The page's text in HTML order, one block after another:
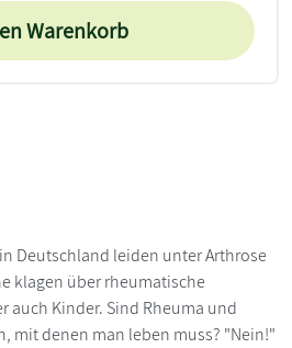
Warenkorb
Deutschland leiden unter Arthrose
klagen über rheumatische
auch Kinder. Sind Rheuma und
mit denen man leben muss? "Nein!"